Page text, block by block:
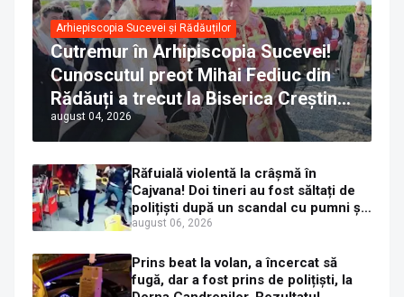
Arhiepiscopia Sucevei și Rădăuților
Cutremur în Arhipiscopia Sucevei!
Cunoscutul preot Mihai Fediuc din
Rădăuți a trecut la Biserica Creștină
Ortodoxă Valahă. ÎPS Calinic anunță
că îi pregătește judecata canonică
august 04, 2026
Răfuială violentă la crâșmă în
Cajvana! Doi tineri au fost săltați de
polițiști după un scandal cu pumni și
mașini distruse
august 06, 2026
Prins beat la volan, a încercat să
fugă, dar a fost prins de polițiști, la